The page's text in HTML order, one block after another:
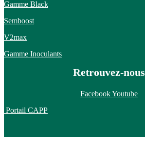
Gamme Black
Semboost
V2max
Gamme Inoculants
Retrouvez-nous
FacebookYoutube
Portail CAPP